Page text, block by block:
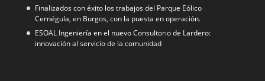
Finalizados con éxito los trabajos del Parque Eólico
Cernégula, en Burgos, con la puesta en operación.
ESOAL Ingeniería en el nuevo Consultorio de Lardero:
innovación al servicio de la comunidad